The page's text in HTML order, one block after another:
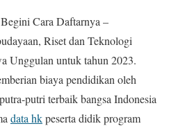
Cara Daftarnya –
Riset dan Teknologi
Unggulan untuk tahun 2023.
biaya pendidikan oleh
putri terbaik bangsa Indonesia
data hkpeserta didik program